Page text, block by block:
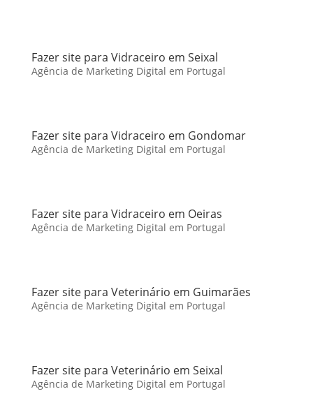
Fazer site para Vidraceiro em Seixal
Agência de Marketing Digital em Portugal
Fazer site para Vidraceiro em Gondomar
Agência de Marketing Digital em Portugal
Fazer site para Vidraceiro em Oeiras
Agência de Marketing Digital em Portugal
Fazer site para Veterinário em Guimarães
Agência de Marketing Digital em Portugal
Fazer site para Veterinário em Seixal
Agência de Marketing Digital em Portugal